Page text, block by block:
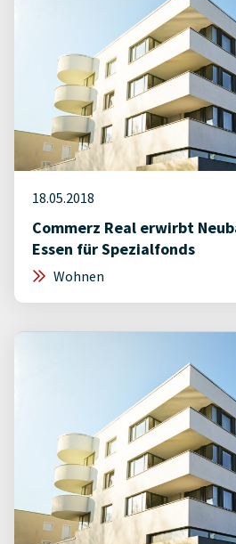
18.05.2018
Commerz Real erwirbt
Essen für Spezialfonds
Wohnen